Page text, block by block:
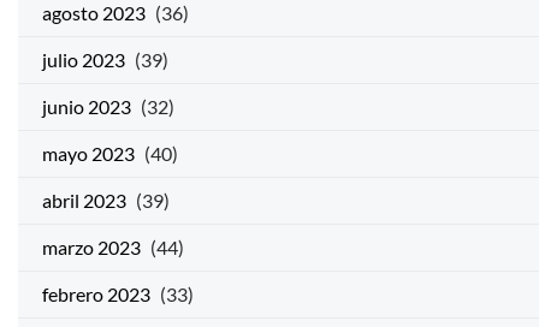
agosto 2023 (36)
julio 2023 (39)
junio 2023 (32)
mayo 2023 (40)
abril 2023 (39)
marzo 2023 (44)
febrero 2023 (33)